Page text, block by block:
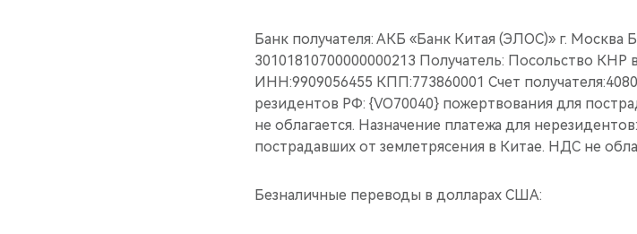
Банк получателя: АКБ «Банк Китая (ЭЛОС)» г. Москва
30101810700000000213 Получатель: Посольство КНР
ИНН:9909056455 КПП:773860001 Счет
резидентов РФ: {VO70040} пожертвования для
не облагается. Назначение платежа для
пострадавших от землетрясения в Китае. НДС не
Безналичные переводы в долларах США: